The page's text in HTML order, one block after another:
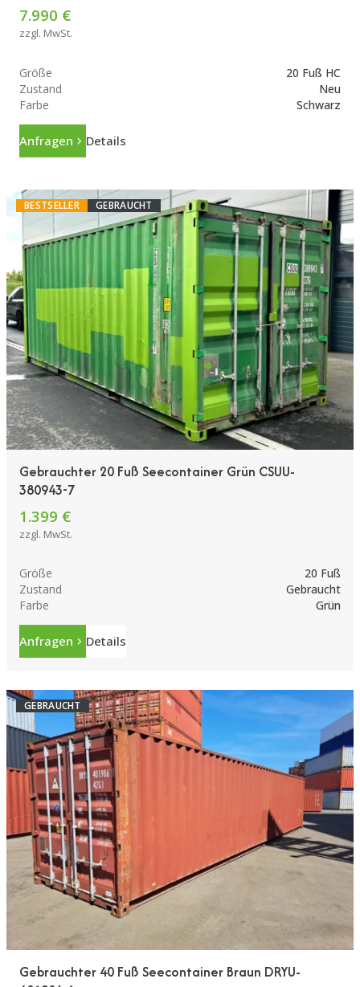
7.990 €
zzgl. MwSt.
Größe
20 Fuß HC
Zustand
Neu
Farbe
Schwarz
Anfragen Details
BESTSELLER GEBRAUCHT
Gebrauchter 20 Fuß Seecontainer Grün CSUU-
380943-7
1.399 €
zzgl. MwSt.
Größe
20 Fuß
Zustand
Gebraucht
Farbe
Grün
Anfragen Details
GEBRAUCHT
Gebrauchter 40 Fuß Seecontainer Braun DRYU-